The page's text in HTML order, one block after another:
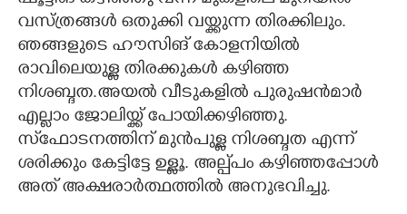
വസ്ത്രങ്ങൾ ഒതുക്കി വയ്ക്കുന്ന തിരക്കിലും.
ഞങ്ങളുടെ ഹൗസിങ് കോളനിയിൽ
രാവിലെയുള്ള തിരക്കുകൾ കഴിഞ്ഞ
നിശബ്ദത.അയൽ വീടുകളിൽ പുരുഷൻമാർ
എല്ലാം ജോലിയ്ക്ക് പോയിക്കഴിഞ്ഞു.
സ്‌ഫോടനത്തിന് മുൻപുള്ള നിശബ്ദത എന്ന്
ശരിക്കും കേട്ടിട്ടേ ഉള്ളൂ. അല്പ്പം കഴിഞ്ഞപ്പോൾ
അത് അക്ഷരാർത്ഥത്തിൽ അനുഭവിച്ചു.